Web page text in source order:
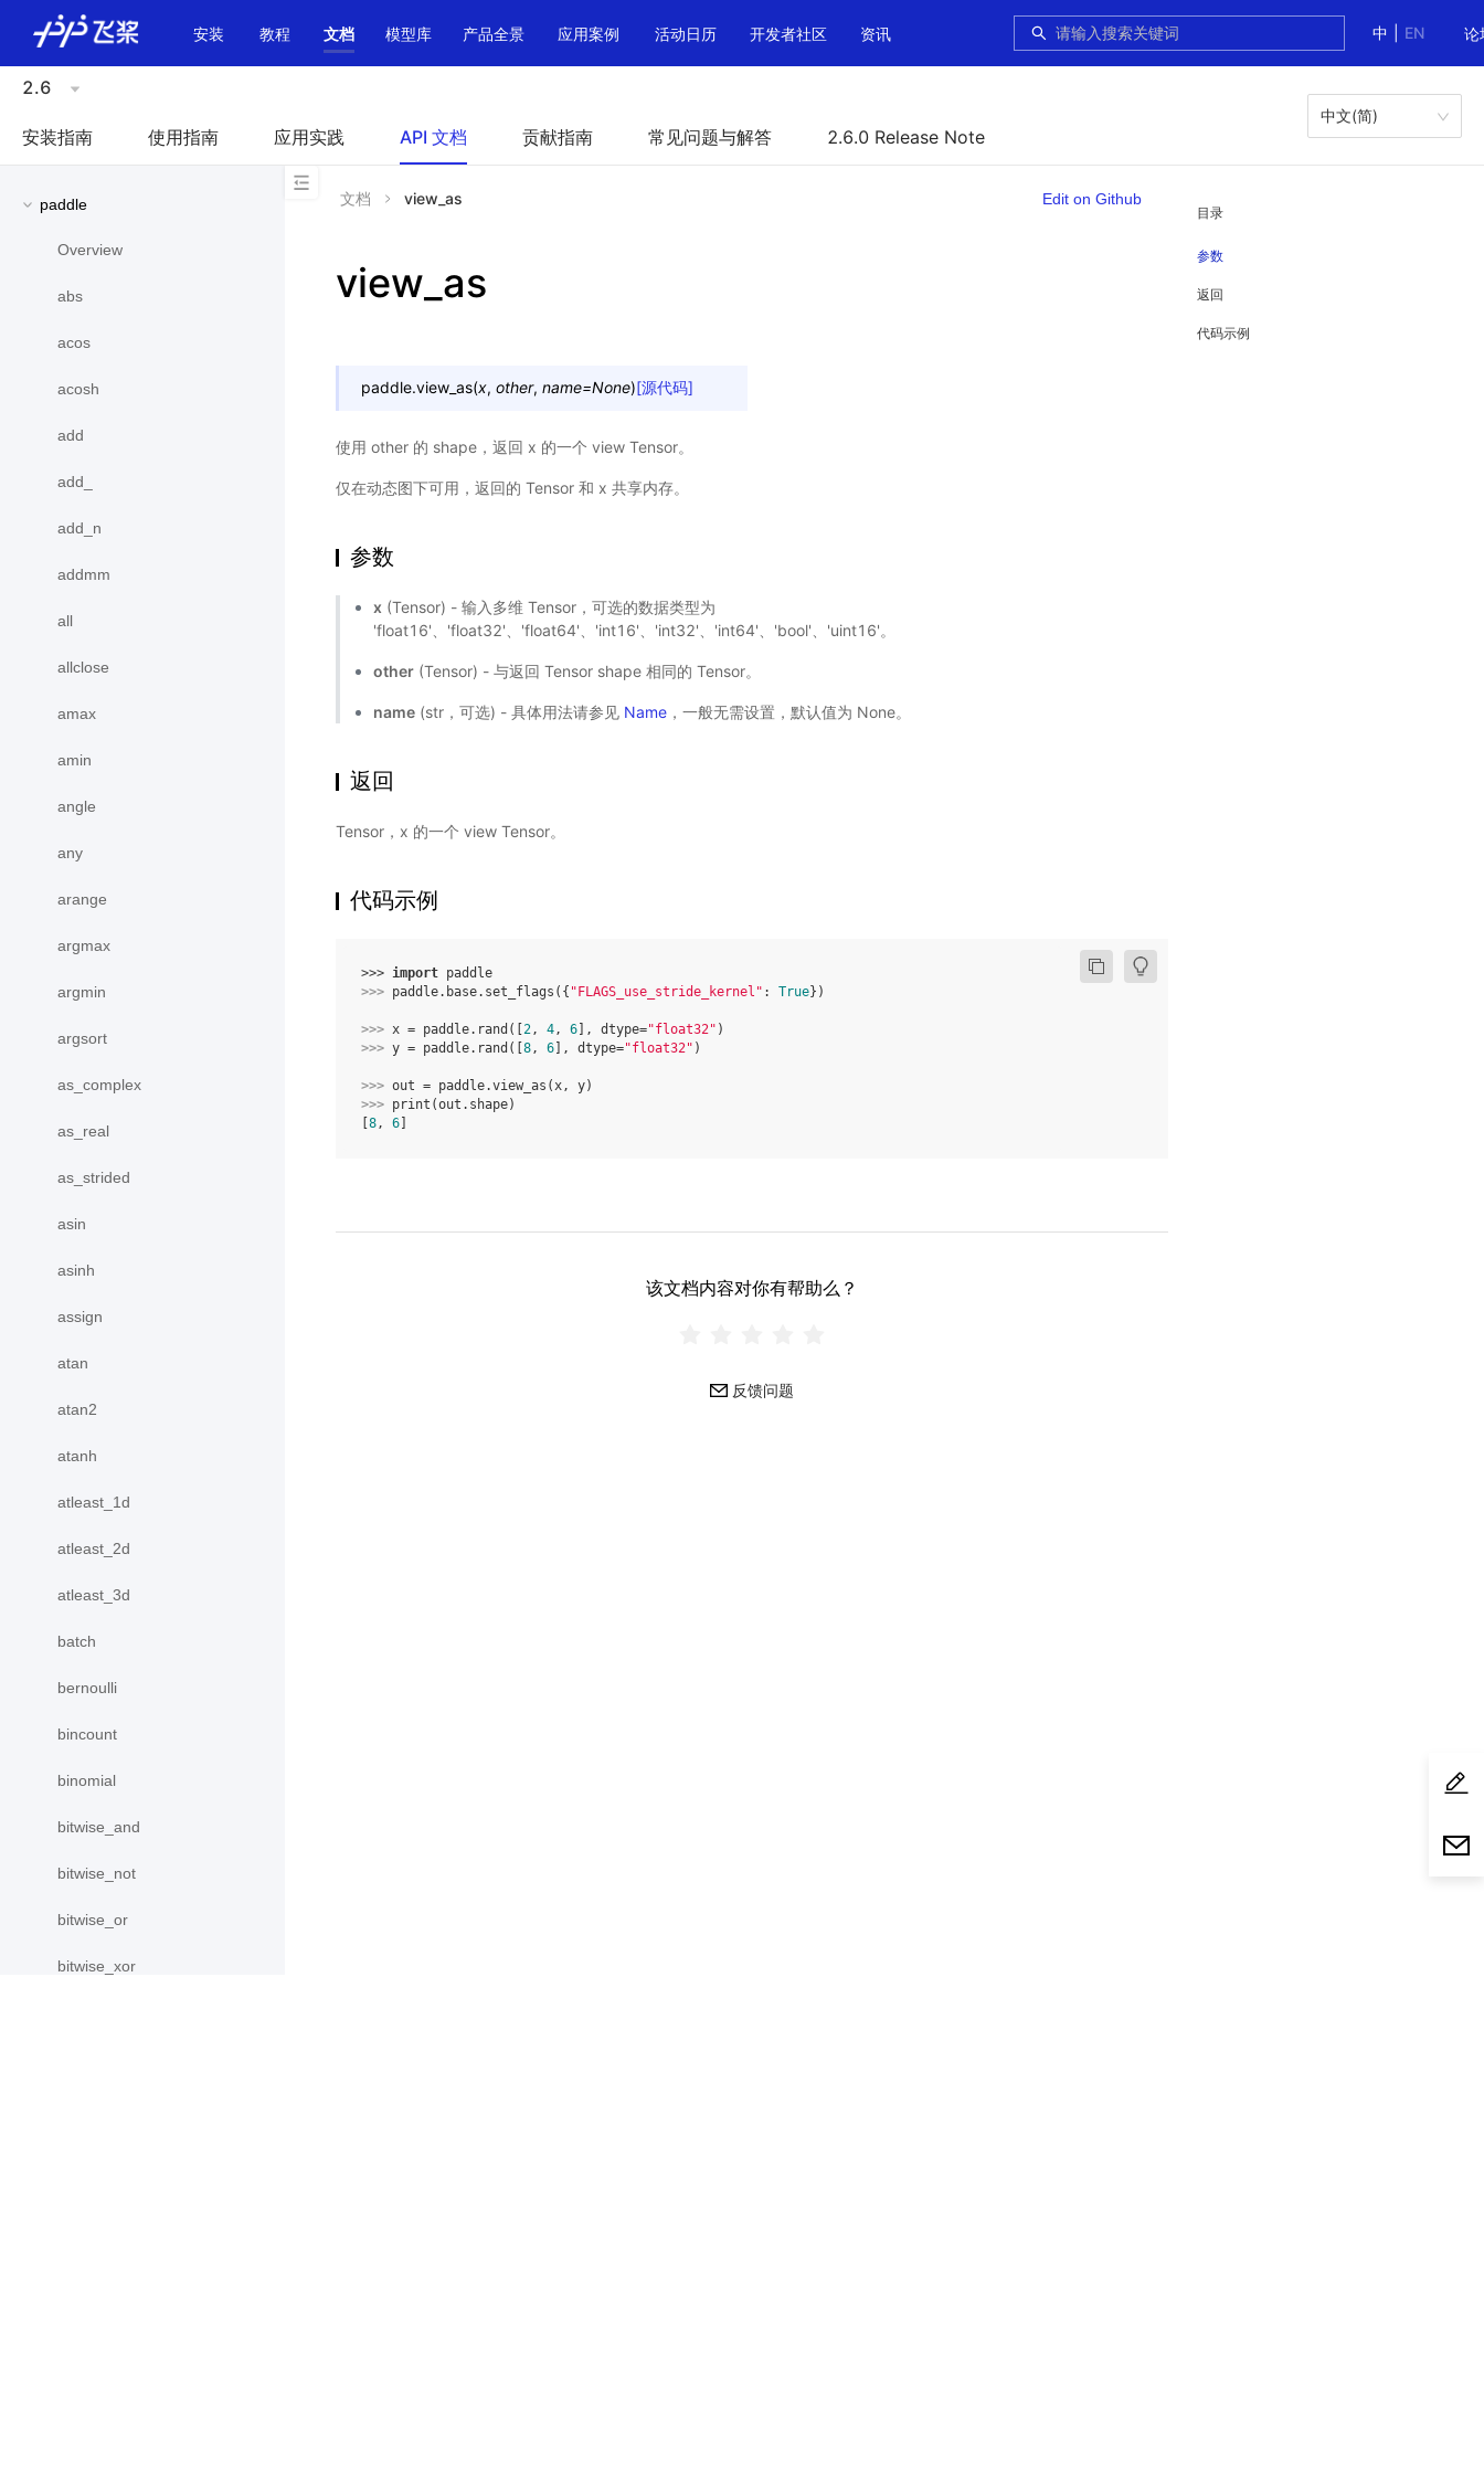
中
EN 论
安装 教程 文档 模型库 产品全景 应用案例 活动日历 开发者社区 资讯
2.6
安装指南 使用指南 应用实践 API 文档 贡献指南 常见问题与解答 2.6.0 Release Note
中文(简)
paddle
Overview
abs
acos
acosh
add
add_
add_n
addmm
all
allclose
amax
amin
angle
any
arange
argmax
argmin
argsort
as_complex
as_real
as_strided
asin
asinh
assign
atan
atan2
atanh
atleast_1d
atleast_2d
atleast_3d
batch
bernoulli
bincount
binomial
bitwise_and
bitwise_not
bitwise_or
bitwise_xor
目录
参数
返回
代码示例
文档 view_as Edit on Github
view_as
paddle.view_as(x, other, name=None)[源代码]
使用 other 的 shape，返回 x 的一个 view Tensor。
仅在动态图下可用，返回的 Tensor 和 x 共享内存。
参数
x (Tensor) - 输入多维 Tensor，可选的数据类型为
'float16'、'float32'、'float64'、'int16'、'int32'、'int64'、'bool'、'uint16'。
other (Tensor) - 与返回 Tensor shape 相同的 Tensor。
name (str，可选) - 具体用法请参见 Name ，一般无需设置，默认值为 None。
返回
Tensor，x 的一个 view Tensor。
代码示例
>>> import paddle
>>> paddle. base. set_flags ({ "FLAGS_use_stride_kernel" : True})
>>> x = paddle. rand ([ 2, 4, 6 ], dtype="float32" )
>>> y = paddle. rand ([ 8, 6 ], dtype="float32" )
>>> out = paddle.view_as (x, y)
>>> print (out . shape)
8, 6
该文档内容对你有帮助么？
反馈问题